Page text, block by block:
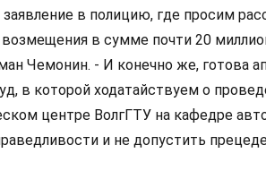
в полицию, где просим
в сумме почти 20
Чемонин. - И конечно же, готова
в которой ходатайствуем о
центре ВолгГТУ на кафедре
и не допустить